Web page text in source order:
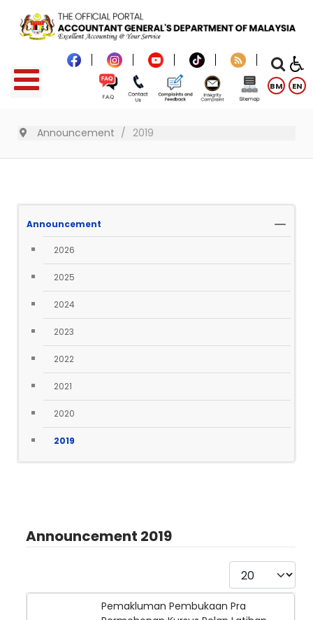
BM EN
Announcement 2019
Announcement
2026
2025
2024
2023
2022
2021
2020
2019
Announcement 2019
Display #
Pemakluman Pembukaan Pra